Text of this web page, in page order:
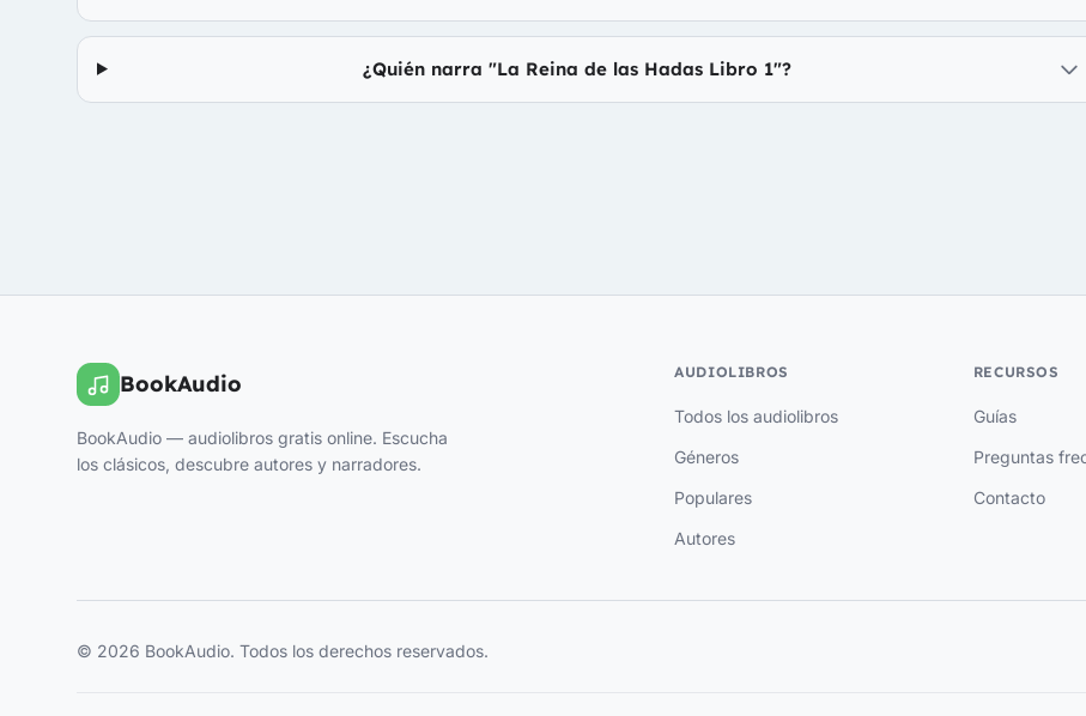
¿Quién narra "La Reina de las Hadas Libro 1"?
BookAudio
BookAudio — audiolibros gratis online. Escucha
los clásicos, descubre autores y narradores.
AUDIOLIBROS
Todos los audiolibros
Géneros
Populares
Autores
RECURSOS
Guías
Preguntas
Contacto
© 2026 BookAudio. Todos los derechos reservados.